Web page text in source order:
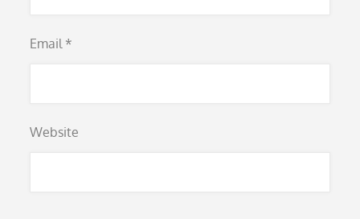
Email *
Website